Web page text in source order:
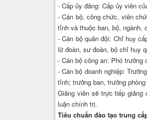
- Cấp ủy đảng: Cấp ủy viên
- Cán bộ, công chức, viên
tỉnh và thuộc ban, bộ, ngành,
- Cán bộ quân đội: Chỉ huy
lữ đoàn, sư đoàn, bộ chỉ huy
- Cán bộ công an: Phó trưởng
- Cán bộ doanh nghiệp:
tỉnh; trưởng ban, trưởng
Giảng viên sẽ trực tiếp
luận chính trị.
Tiêu chuẩn đào tạo trung